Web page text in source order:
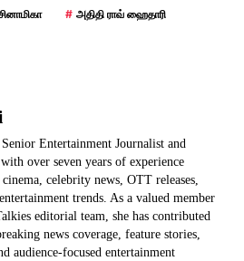
# அதிதி ராவ் ஹைதாரி
Entertainment Journalist and
over seven years of experience
celebrity news, OTT releases,
trends. As a valued member
editorial team, she has contributed
news coverage, feature stories,
audience-focused entertainment